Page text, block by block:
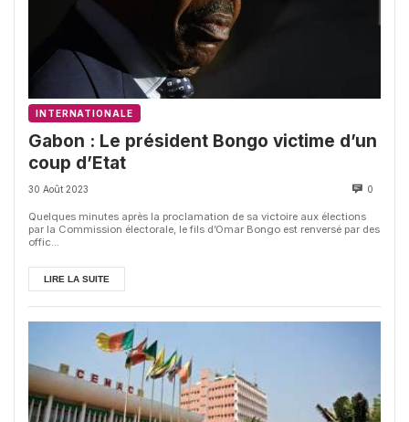
INTERNATIONALE
Gabon : Le président Bongo victime d’un
coup d’Etat
30 Août 2023 0
Quelques minutes après la proclamation de sa victoire aux élections
par la Commission électorale, le fils d’Omar Bongo est renversé par des
offic...
LIRE LA SUITE